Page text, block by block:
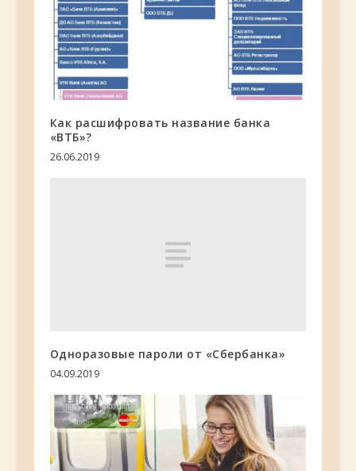
Как расшифровать название банка
«ВТБ»?
26.06.2019
Одноразовые пароли от «Сбербанка»
04.09.2019